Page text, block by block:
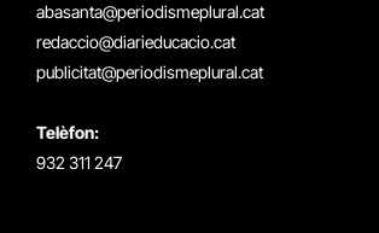
abasanta@periodismeplural.cat
redaccio@diarieducacio.cat
publicitat@periodismeplural.cat
Telèfon:
932 311 247